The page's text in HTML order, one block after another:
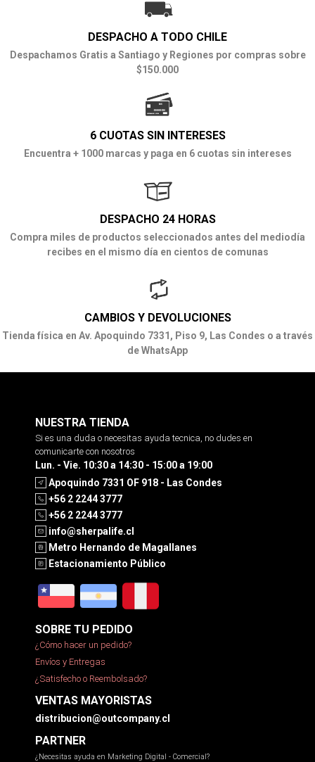
DESPACHO A TODO CHILE
Despachamos Gratis a Santiago y Regiones por compras sobre
$150.000
6 CUOTAS SIN INTERESES
Encuentra + 1000 marcas y paga en 6 cuotas sin intereses
DESPACHO 24 HORAS
Compra miles de productos seleccionados antes del mediodía
recibes en el mismo día en cientos de comunas
CAMBIOS Y DEVOLUCIONES
Tienda física en Av. Apoquindo 7331, Piso 9, Las Condes o a través
de WhatsApp
NUESTRA TIENDA
Si es una duda o necesitas ayuda tecnica, no dudes en
comunicarte con nosotros
Lun. - Vie. 10:30 a 14:30 - 15:00 a 19:00
Apoquindo 7331 OF 918 - Las Condes
+56 2 2244 3777
+56 2 2244 3777
info@sherpalife.cl
Metro Hernando de Magallanes
Estacionamiento Público
SOBRE TU PEDIDO
¿Cómo hacer un pedido?
Envíos y Entregas
¿Satisfecho o Reembolsado?
VENTAS MAYORISTAS
distribucion@outcompany.cl
PARTNER
¿Necesitas ayuda en Marketing Digital - Comercial?